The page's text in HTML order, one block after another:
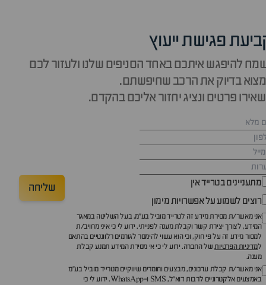
פגישת ייעוץ
להיפגש איתכם באחד הסניפים שלנו ולעזור לכם
בדיוק את הרכב שחיפשתם.
פרטים ונציג יחזור אליכם בהקדם.
מתעניינים בטרייד אין
רוצים לשמוע על אפשרויות מימון
אני מאשר/ת מסירת מידע זה לטרייד מוביל בע"מ, בעל השליטה במאגר
המידע, לצורך יצירת קשר וקבלת מענה לפנייתי. ידוע לי כי איני מחויב/ת
למסור מידע זה על פי חוק, וכי הוא עשוי להימסר לגורמים רלוונטיים בהתאם
למדיניות הפרטיותשל החברה. ידוע לי כי אי מסירת המידע תמנע קבלת
מענה.
אני מאשר/ת קבלת עדכונים, מבצעים וחומרים שיווקיים מטרייד מוביל בע"מ
באמצעים אלקטרוניים לרבות דוא״ל, SMS ו-WhatsApp. ידוע לי כי
שליחה